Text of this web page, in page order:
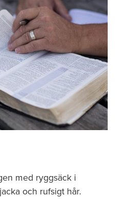
med ryggsäck i
och rufsigt hår.